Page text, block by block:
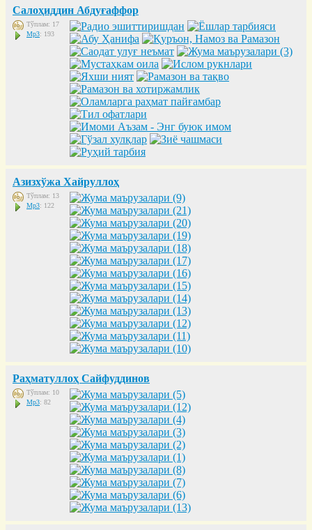
Салоҳиддин Абдуғаффор
Тўплам: 17
Mp3: 193
Азизхўжа Хайруллоҳ
Тўплам: 13
Mp3: 122
Раҳматуллоҳ Сайфуддинов
Тўплам: 10
Mp3: 82